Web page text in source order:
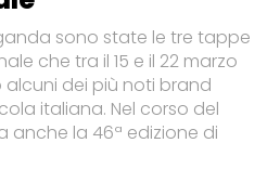
sono state le tre tappe
che tra il 15 e il 22 marzo
dei più noti brand
italiana. Nel corso del
anche la 46ª edizione di